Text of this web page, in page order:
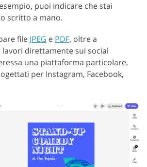
puoi indicare che stai
scritto a mano.
file JPEG e PDF, oltre a
direttamente sui social
una piattaforma particolare,
per Instagram, Facebook,